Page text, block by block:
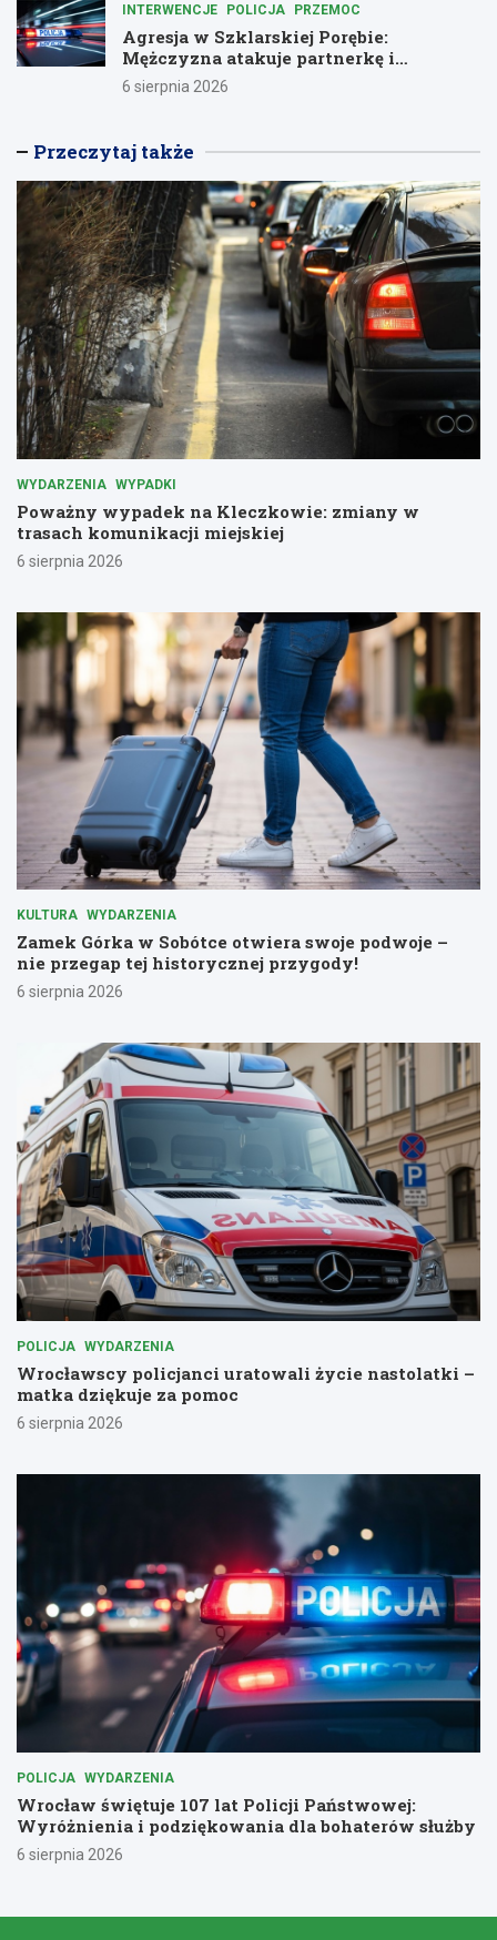
INTERWENCJE POLICJA PRZEMOC
Agresja w Szklarskiej Porębie:
Mężczyzna atakuje partnerkę i
policjantów butelką
6 sierpnia 2026
Przeczytaj także
WYDARZENIA WYPADKI
Poważny wypadek na Kleczkowie: zmiany w
trasach komunikacji miejskiej
6 sierpnia 2026
KULTURA WYDARZENIA
Zamek Górka w Sobótce otwiera swoje podwoje –
nie przegap tej historycznej przygody!
6 sierpnia 2026
POLICJA WYDARZENIA
Wrocławscy policjanci uratowali życie nastolatki –
matka dziękuje za pomoc
6 sierpnia 2026
POLICJA WYDARZENIA
Wrocław świętuje 107 lat Policji Państwowej:
Wyróżnienia i podziękowania dla bohaterów służby
6 sierpnia 2026